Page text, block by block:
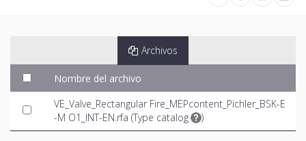
Archivos
Nombre del archivo
VE_Valve_Rectangular Fire_MEPcontent_Pichler_BSK-E
-M O1_INT-EN.rfa (Type catalog )